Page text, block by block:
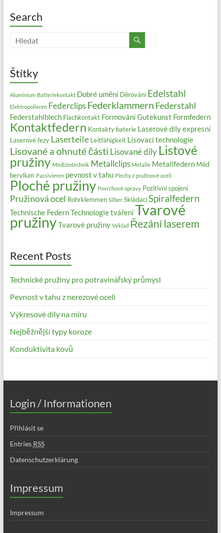
Search
Štítky
Aluminium Batteriekontakt Dobré umění Děrování Edelstahl
Elektropolieren Federclips Federklammern Federstahl
Federstahlblech Flachkontakt FormováníGutekunst Formfedern
Kontaktfedern Kontakty baterie Laserové díly expresní
Laserové řezy Laserteile Leitfähigkeit Lisovací technologie
Lisované a ohnuté části Lisované díly Listové
pružiny Medizintechnik Metallclips Metalle Metallfedern Měď
berylium Passivieren pevnost v tahu Plechy z pružinové oceli
Ploché pružiny Povrchové úpravy Pozitivní spojení
Pružinová ocel Rohrklemmen Silber Skládací Spiralfedern
Technische FedernTechnologie tvářeníTvarové
pružinyTvarové pružiny Výklad Řezání laserem
Recent Posts
Technické pružiny pro potravinářský průmysl
Pevnost v tahu z nerezové oceli
Výkresové díly na míru
Nejběžnější typy koroze
Konduktivita kovů
Login / Informationen
Přihlásit se
Entries RSS
Datenschutzerklärung
Impressum
Impressum